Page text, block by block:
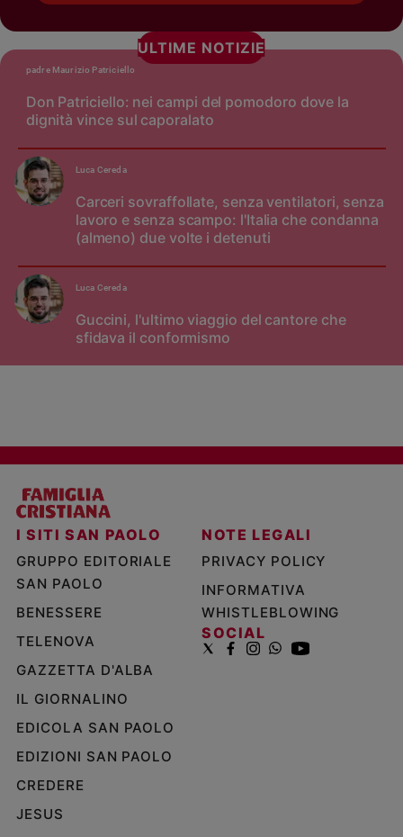
ULTIME NOTIZIE
Don Patriciello: nei campi del pomodoro dove la
dignità vince sul caporalato
padre Maurizio Patriciello
Carceri sovraffollate, senza ventilatori, senza
lavoro e senza scampo: l'Italia che condanna
(almeno) due volte i detenuti
Luca Cereda
Guccini, l'ultimo viaggio del cantore che
sfidava il conformismo
Luca Cereda
I SITI SAN PAOLO
GRUPPO EDITORIALE
SAN PAOLO
BENESSERE
TELENOVA
GAZZETTA D'ALBA
IL GIORNALINO
EDICOLA SAN PAOLO
EDIZIONI SAN PAOLO
CREDERE
JESUS
NOTE LEGALI
PRIVACY POLICY
INFORMATIVA
WHISTLEBLOWING
SOCIAL